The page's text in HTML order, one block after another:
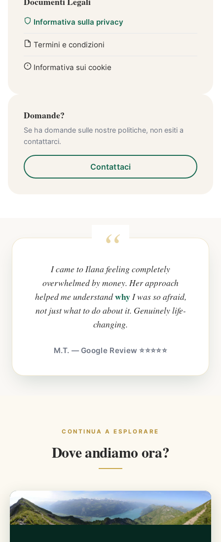
Informativa sulla privacy
Termini e condizioni
Informativa sui cookie
Domande?
Se ha domande sulle nostre politiche, non esiti a
contattarci.
Contattaci
I came to Ilana feeling completely
overwhelmed by money. Her approach
helped me understandwhyI was so afraid,
not just what to do about it. Genuinely life-
changing.
M.T. — Google Review ⭐⭐⭐⭐⭐
CONTINUA A ESPLORARE
Dove andiamo ora?